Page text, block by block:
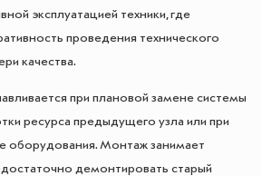
эксплуатацией техники, где
проведения технического
качества.
при плановой замене системы
ресурса предыдущего узла или при
оборудования. Монтаж занимает
демонтировать старый